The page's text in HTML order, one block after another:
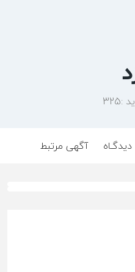
:
325
دیدگـاه آگهی مرتبط